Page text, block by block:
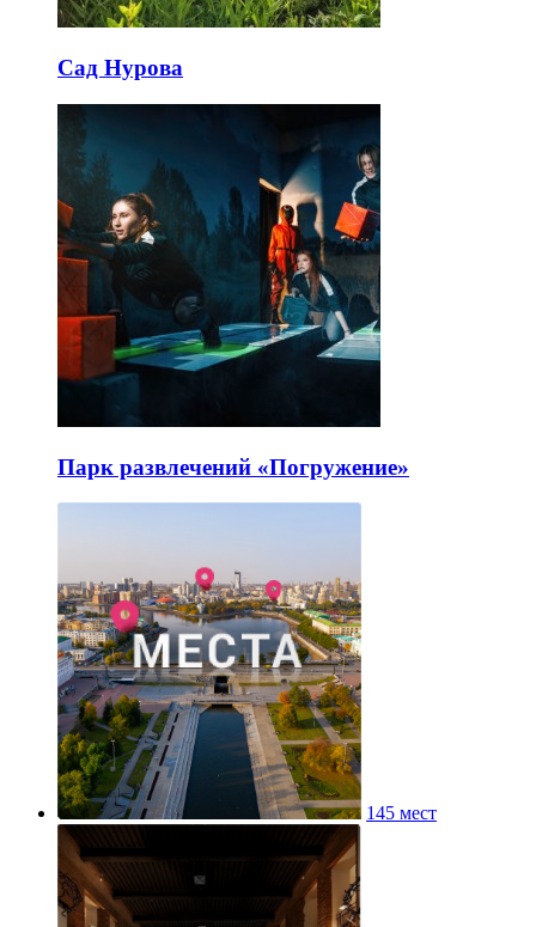
Сад Нурова
Парк развлечений «Погружение»
145 мест